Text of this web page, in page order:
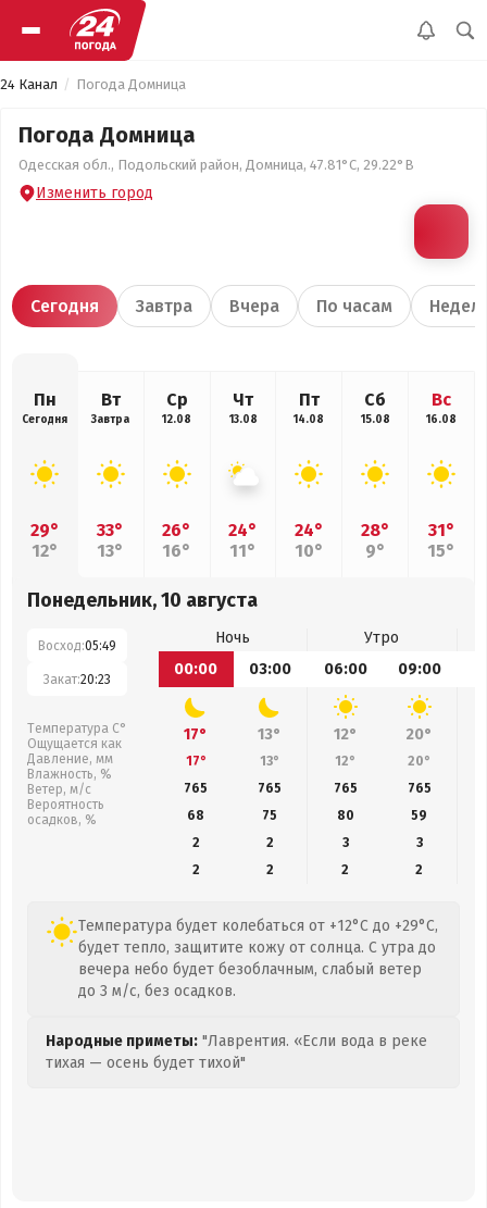
24 Канал Погода Домница
Погода Домница
Одесская обл., Подольский район, Домница, 47.81°С, 29.22°В
Изменить город
Сегодня Завтра Вчера По часам
Пн
Сегодня
29°
12°
Вт
Завтра
33°
13°
Ср
12.08
26°
16°
Чт
13.08
24°
11°
Пт
14.08
24°
10°
Сб
15.08
28°
9°
Вс
16.08
31°
15°
Понедельник, 10 августа
Восход:05:49
Закат:20:23
Температура С°
Ощущается как
Давление, мм
Влажность, %
Ветер, м/с
Вероятность
осадков, %
Ночь
Утро
00:00
03:00 06:00 09:00
17° 13° 12° 20°
17° 13° 12° 20°
765
765 765 765
68
75 80 59
2
2 3
3
2
2 2 2
Температура будет колебаться от +12°C до +29°C,
будет тепло, защитите кожу от солнца. С утра до
вечера небо будет безоблачным, слабый ветер
до 3 м/с, без осадков.
Народные приметы: "Лаврентия. «Если вода в реке
тихая — осень будет тихой"